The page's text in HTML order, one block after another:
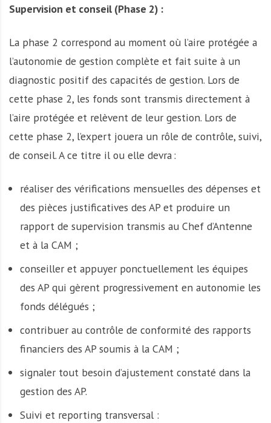
Supervision et conseil (Phase 2) :
La phase 2 correspond au moment où l’aire protégée a
l’autonomie de gestion complète et fait suite à un
diagnostic positif des capacités de gestion. Lors de
cette phase 2, les fonds sont transmis directement à
l’aire protégée et relèvent de leur gestion. Lors de
cette phase 2, l’expert jouera un rôle de contrôle, suivi,
de conseil. A ce titre il ou elle devra :
réaliser des vérifications mensuelles des dépenses et
des pièces justificatives des AP et produire un
rapport de supervision transmis au Chef d’Antenne
et à la CAM ;
conseiller et appuyer ponctuellement les équipes
des AP qui gèrent progressivement en autonomie les
fonds délégués ;
contribuer au contrôle de conformité des rapports
financiers des AP soumis à la CAM ;
signaler tout besoin d’ajustement constaté dans la
gestion des AP.
Suivi et reporting transversal :